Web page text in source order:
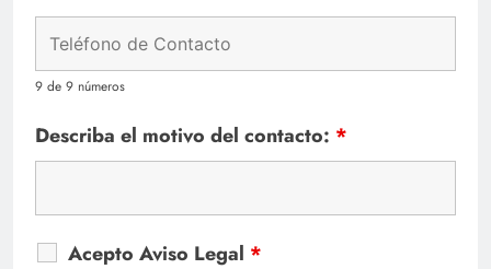
9 de 9 números
Describa el motivo del contacto: *
Acepto Aviso Legal *